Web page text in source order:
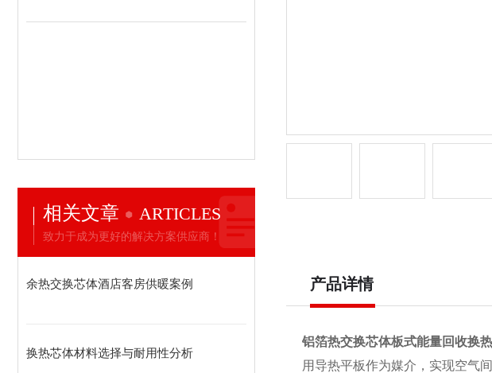
相关文章 ARTICLES
致力于成为更好的解决方案供应商！
余热交换芯体酒店客房供暖案例
换热芯体材料选择与耐用性分析
产品详情
铝箔热交换芯体板式能量回收换
用导热平板作为媒介，实现空气